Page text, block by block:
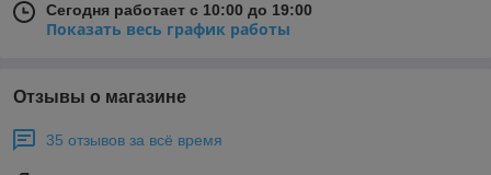
Сегодня работает с 10:00 до 19:00
Показать весь график работы
Отзывы о магазине
35 отзывов за всё время